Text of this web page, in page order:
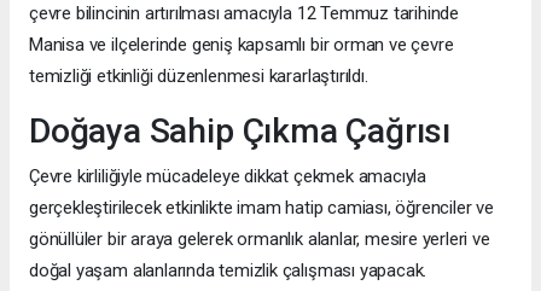
çevre bilincinin artırılması amacıyla 12 Temmuz tarihinde
Manisa ve ilçelerinde geniş kapsamlı bir orman ve çevre
temizliği etkinliği düzenlenmesi kararlaştırıldı.
Doğaya Sahip Çıkma Çağrısı
Çevre kirliliğiyle mücadeleye dikkat çekmek amacıyla
gerçekleştirilecek etkinlikte imam hatip camiası, öğrenciler ve
gönüllüler bir araya gelerek ormanlık alanlar, mesire yerleri ve
doğal yaşam alanlarında temizlik çalışması yapacak.